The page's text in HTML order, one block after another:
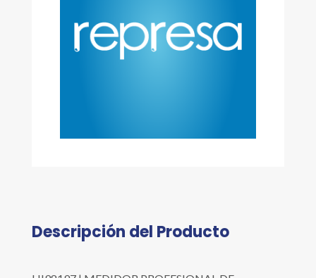
Descripción del Producto